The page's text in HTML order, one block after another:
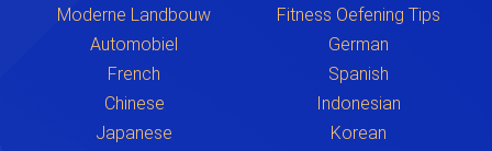
Moderne Landbouw
Fitness Oefening Tips
Automobiel
German
French
Spanish
Chinese
Indonesian
Japanese
Korean